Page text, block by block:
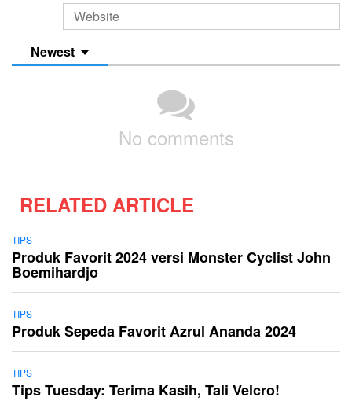
Newest
No comments
RELATED ARTICLE
TIPS
Produk Favorit 2024 versi Monster Cyclist John
Boemihardjo
TIPS
Produk Sepeda Favorit Azrul Ananda 2024
TIPS
Tips Tuesday: Terima Kasih, Tali Velcro!